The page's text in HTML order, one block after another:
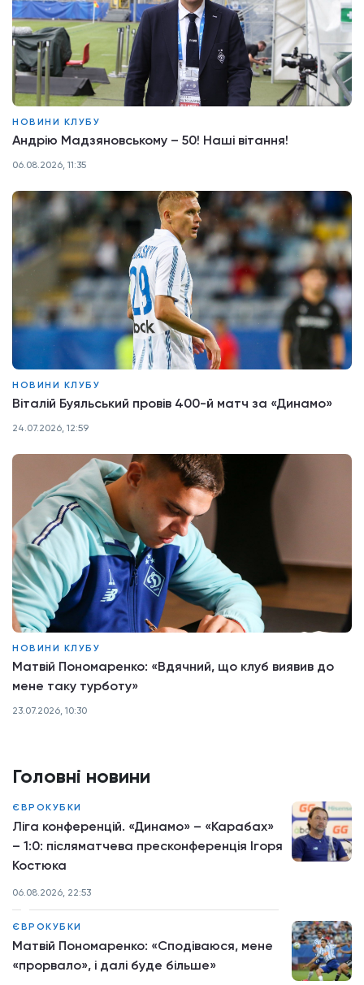
Головні новини
ЄВРОКУБКИ
Ліга конференцій. «Динамо» – «Карабах»
– 1:0: післяматчева пресконференція Ігоря
Костюка
06.08.2026, 22:53
ЄВРОКУБКИ
Матвій Пономаренко: «Сподіваюся, мене
«прорвало», і далі буде більше»
НОВИНИ КЛУБУ
Андрію Мадзяновському – 50! Наші вітання!
06.08.2026, 11:35
НОВИНИ КЛУБУ
Віталій Буяльський провів 400-й матч за «Динамо»
24.07.2026, 12:59
НОВИНИ КЛУБУ
Матвій Пономаренко: «Вдячний, що клуб виявив до
мене таку турботу»
23.07.2026, 10:30